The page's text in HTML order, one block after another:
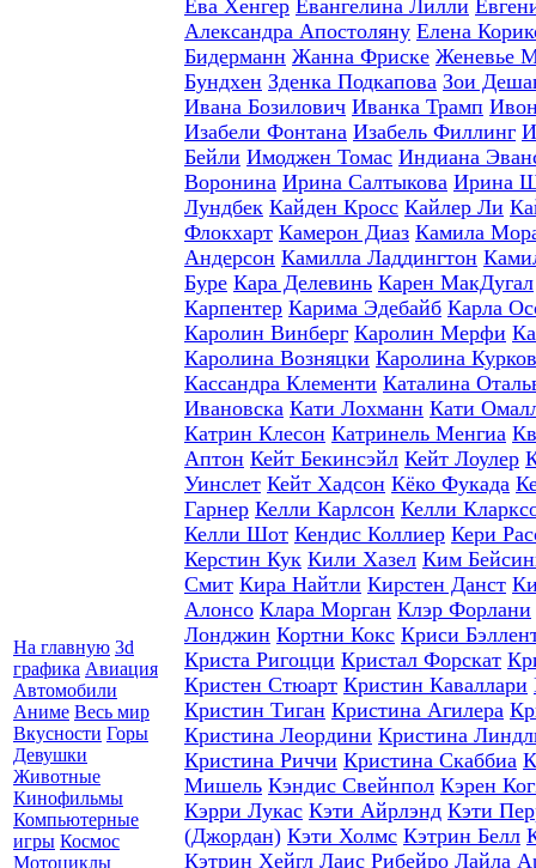
На главную 3d
графика Авиация
Автомобили
Аниме Весь мир
Вкусности Горы
Девушки
Животные
Кинофильмы
Компьютерные
игры Космос
Мотоциклы
Ева Хенгер Евангелина Лилли
Александра Апостоляну Елена
Бидерманн Жанна Фриске Женевье
Бундхен Зденка Подкапова Зои
Ивана Бозилович Иванка Трамп
Изабели Фонтана Изабель Филлинг
Бейли Имоджен Томас Индиана
Воронина Ирина Салтыкова Ирина
Лундбек Кайден Кросс Кайлер Ли
Флокхарт Камерон Диаз Камила
Андерсон Камилла Ладдингтон
Буре Кара Делевинь Карен МакДугал
Карпентер Карима Эдебайб Карла
Каролин Винберг Каролин Мерфи
Каролина Возняцки Каролина
Кассандра Клементи Каталина
Ивановска Кати Лохманн Кати
Катрин Клесон Катринель Менгиа
Аптон Кейт Бекинсэйл Кейт Лоулер
Уинслет Кейт Хадсон Кёко Фукада
Гарнер Келли Карлсон Келли
Келли Шот Кендис Коллиер Кери
Керстин Кук Кили Хазел Ким
Смит Кира Найтли Кирстен Данст
Алонсо Клара Морган Клэр Форлани
Лонджин Кортни Кокс Криси
Криста Ригоцци Кристал Форскат
Кристен Стюарт Кристин Каваллари
Кристин Тиган Кристина Агилера
Кристина Леордини Кристина
Кристина Риччи Кристина Скаббиа
Мишель Кэндис Свейнпол Кэрен
Кэрри Лукас Кэти Айрлэнд Кэти
(Джордан) Кэти Холмс Кэтрин Белл
Кэтрин Хейгл Лаис Рибейро Лайла